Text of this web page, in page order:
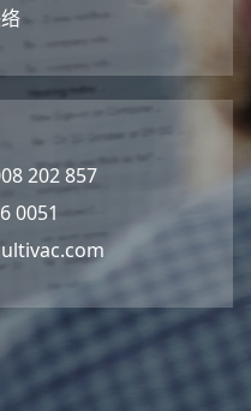
202 857
0051